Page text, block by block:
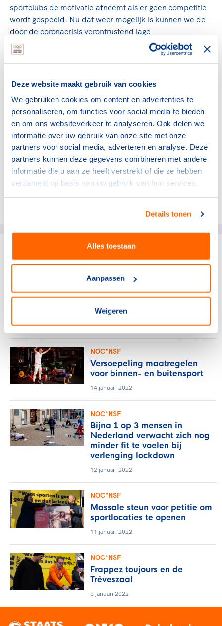
Deze website maakt gebruik van cookies
We gebruiken cookies om content en advertenties te
personaliseren, om functies voor social media te bieden
en om ons websiteverkeer te analyseren. Ook delen we
informatie over uw gebruik van onze site met onze
partners voor social media, adverteren en analyse. Deze
partners kunnen deze gegevens combineren met andere
informatie die u aan ze heeft verstrekt of die ze hebben
verzameld op basis van uw gebruik van hun services.
Details tonen
Alles toestaan
Aanpassen
Weigeren
sportclubs de motivatie afneemt als er geen competitie
wordt gespeeld. Nu dat weer mogelijk is kunnen we de
door de coronacrisis verontrustend lage
sportdeelnamecijfers een boost geven, dat is van groot
belang voor een gezonde samenleving."
het verenigingsleven kan met de heropening van de
sportkantines en het toelaten van publiek worden
opgepakt. "Prachtig dat we elkaar weer op de
sportvereniging kunnen ontmoeten. En er van sport
mogen genieten. We hebben als sport met elkaar wel
een grote verantwoordelijkheid om dit veilig en
verantwoord in goede banen te leiden, daar spannen we
ons met alle vrijwilligers keihard voor in."
gerelateerde artikelen
Sportdeelname
sportmotivatie
21 januari 2022
NOC*NSF
Versoepeling maatregelen
voor binnen- en buitensport
14 januari 2022
NOC*NSF
Bijna 1 op 3 mensen in
Nederland verwacht zich nog
minder fit te voelen bij
verlenging lockdown
12 januari 2022
NOC*NSF
Massale steun voor petitie om
sportlocaties te openen
11 januari 2022
NOC*NSF
Frappez toujours en de
Trêveszaal
5 januari 2022